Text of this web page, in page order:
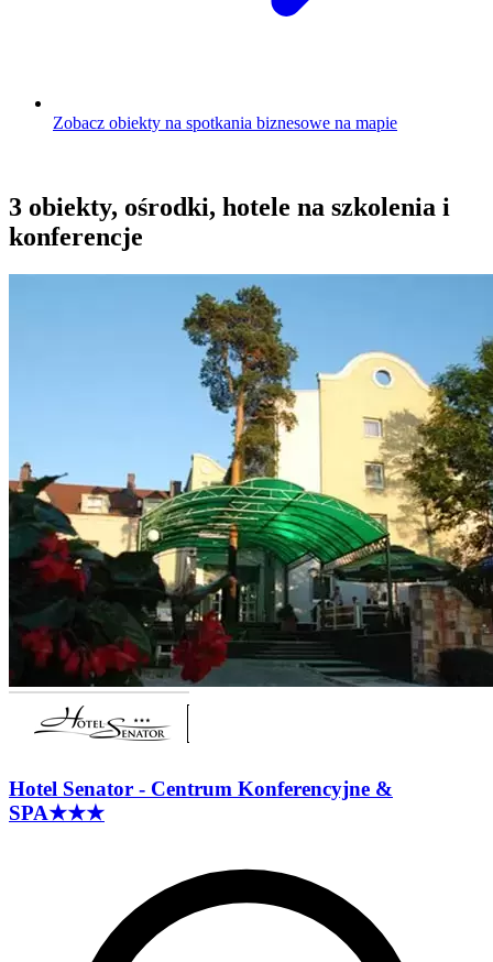
Zobacz obiekty na spotkania biznesowe na mapie
3 obiekty, ośrodki, hotele na szkolenia i
konferencje
Hotel Senator - Centrum Konferencyjne &
SPA★★★